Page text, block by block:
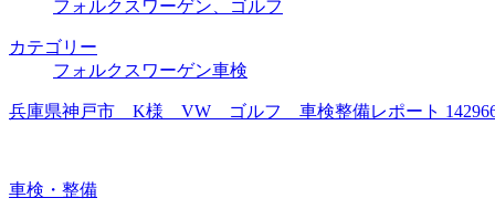
フォルクスワーゲン、ゴルフ
カテゴリー
フォルクスワーゲン車検
兵庫県神戸市 K様 VW ゴルフ 車検整備レポート 142966
車検・整備